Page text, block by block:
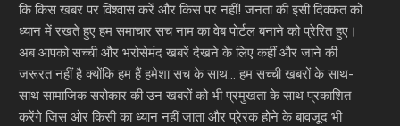
कि किस खबर पर विश्वास करें और किस पर नहीं! जनता की इसी दिक्कत को
ध्यान में रखते हुए हम समाचार सच नाम का वेब पोर्टल बनाने को प्रेरित हुए।
अब आपको सच्ची और भरोसेमंद खबरें देखने के लिए कहीं और जाने की
जरूरत नहीं है क्योंकि हम हैं हमेशा सच के साथ… हम सच्ची खबरों के साथ-
साथ सामाजिक सरोकार की उन खबरों को भी प्रमुखता के साथ प्रकाशित
करेंगे जिस ओर किसी का ध्यान नहीं जाता और प्रेरक होने के बावजूद भी